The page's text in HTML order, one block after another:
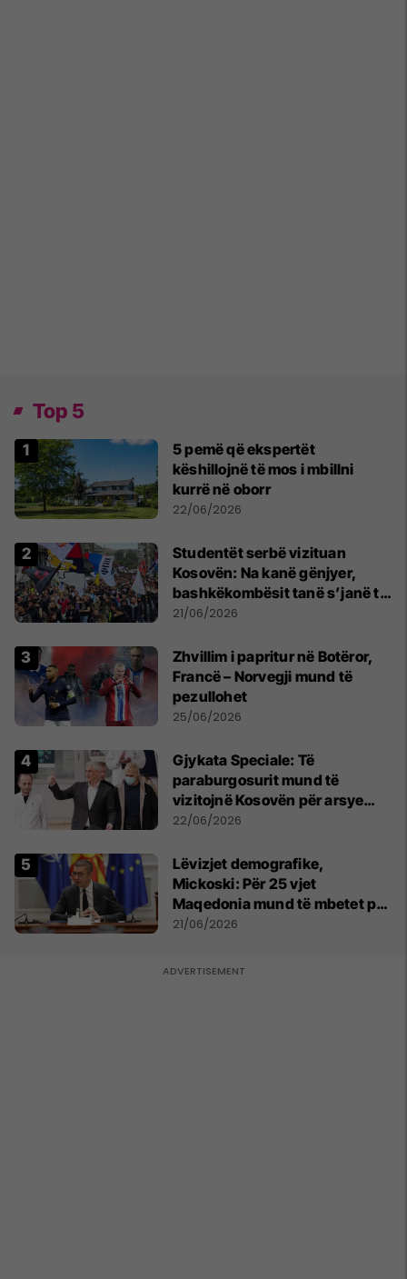
Top 5
5 pemë që ekspertët
këshillojnë të mos i mbillni
kurrë në oborr
22/06/2026
Studentët serbë vizituan
Kosovën: Na kanë gënjyer,
bashkëkombësit tanë s’janë të
shtypur
21/06/2026
Zhvillim i papritur në Botëror,
Francë – Norvegji mund të
pezullohet
25/06/2026
​Gjykata Speciale: Të
paraburgosurit mund të
vizitojnë Kosovën për arsye
humanitare
22/06/2026
Lëvizjet demografike,
Mickoski: Për 25 vjet
Maqedonia mund të mbetet pa
150 mijë deri në 250 mijë
21/06/2026